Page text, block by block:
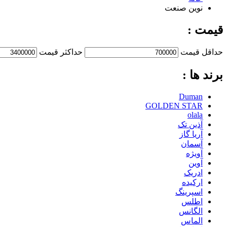
نوین صنعت
قیمت :
حداقل قیمت حداكثر قيمت
برند ها :
Duman
GOLDEN STAR
olala
آذین تک
آریا گاز
آسمان
آویژه
آوین
ادریک
ارکیده
اسپرینگ
اطلس
الگانس
الماس